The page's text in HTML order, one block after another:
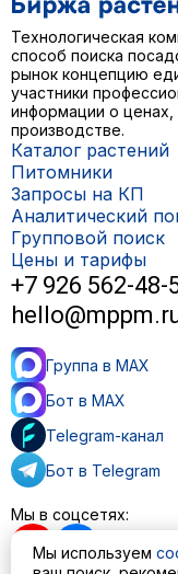
Технологическая
способ поиска
рынок концепцию
участники
информации о
производстве.
Каталог растений
Питомники
Запросы на КП
Аналитический
Групповой поиск
Цены и тарифы
+7 926 562-48-
Группа в MAX
Бот в MAX
Telegram-канал
Бот в Telegram
Мы в соцсетях:
Мы используем